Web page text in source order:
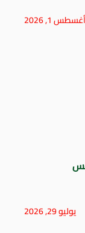
أغسطس 1, 2026
يوليو 29, 2026